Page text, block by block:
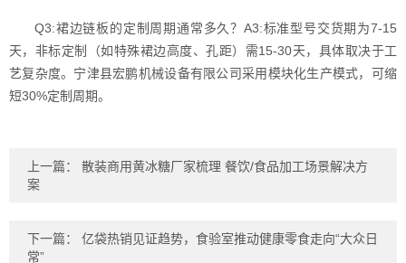
Q3:裙边链板的定制周期通常多久？A3:标准型号交货期为7-15
天，非标定制（如特殊裙边高度、孔距）需15-30天，具体取决于工
艺复杂度。宁津县宏鹏机械设备有限公司采用模块化生产模式，可缩
短30%定制周期。
上一篇： 散装商用黄冰糖厂家梳理 餐饮/食品加工场景解决方
案
下一篇： 亿袋热销见证趋势，食验室推动健康零食走向“大众日
常”